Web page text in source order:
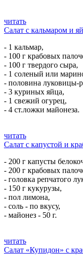
читать
Салат с кальмаром и
- 1 кальмар,
- 100 г крабовых
- 100 г твердого сыра,
- 1 соленый или
- половина луковицы-
- 3 куриных яйца,
- 1 свежий огурец,
- 4 ст.ложки майонеза.
читать
Салат с капустой и
- 200 г капусты
- 200 г крабовых
- головка репчатого
- 150 г кукурузы,
- пол лимона,
- соль - по вкусу,
- майонез - 50 г.
читать
Салат «Купидон» с